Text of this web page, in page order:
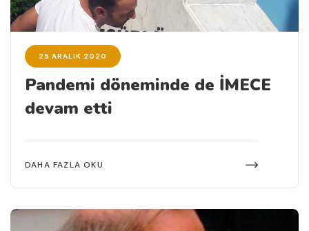
25 ARALIK 2020
Pandemi döneminde de İMECE
devam etti
DAHA FAZLA OKU